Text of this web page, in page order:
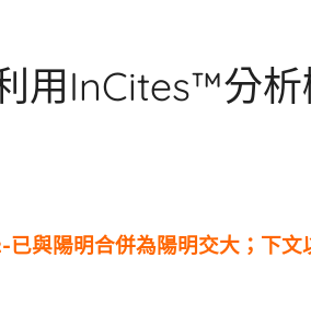
用InCites™分
與陽明合併為陽明交大；下文